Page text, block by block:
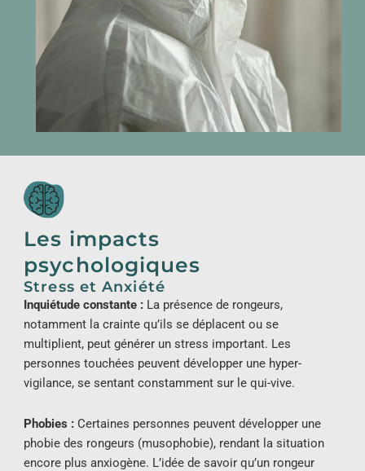
Stress et Anxiété
Inquiétude constante : La présence de rongeurs,
notamment la crainte qu’ils se déplacent ou se
multiplient, peut générer un stress important. Les
personnes touchées peuvent développer une hyper-
vigilance, se sentant constamment sur le qui-vive.
Phobies : Certaines personnes peuvent développer une
phobie des rongeurs (musophobie), rendant la situation
encore plus anxiogène. L’idée de savoir qu’un rongeur
Les impacts
psychologiques